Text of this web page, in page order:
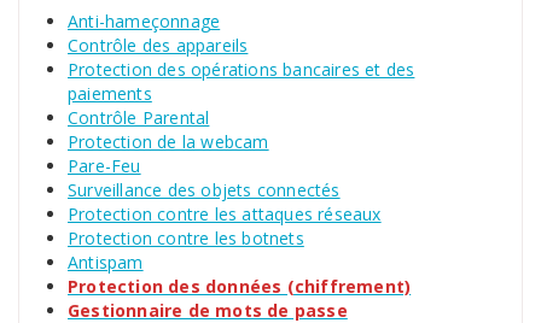
Anti-hameçonnage
Contrôle des appareils
Protection des opérations bancaires et des
paiements
Contrôle Parental
Protection de la webcam
Pare-Feu
Surveillance des objets connectés
Protection contre les attaques réseaux
Protection contre les botnets
Antispam
Protection des données (chiffrement)
Gestionnaire de mots de passe